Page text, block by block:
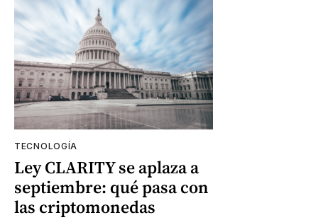
TECNOLOGÍA
Ley CLARITY se aplaza a
septiembre: qué pasa con
las criptomonedas